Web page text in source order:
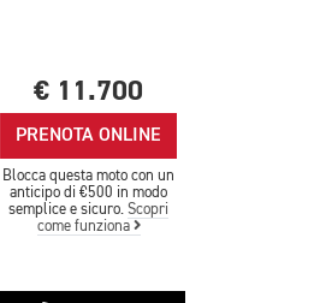
€ 11.700
PRENOTA ONLINE
Blocca questa moto con un
anticipo di €500 in modo
semplice e sicuro.Scopri
come funziona